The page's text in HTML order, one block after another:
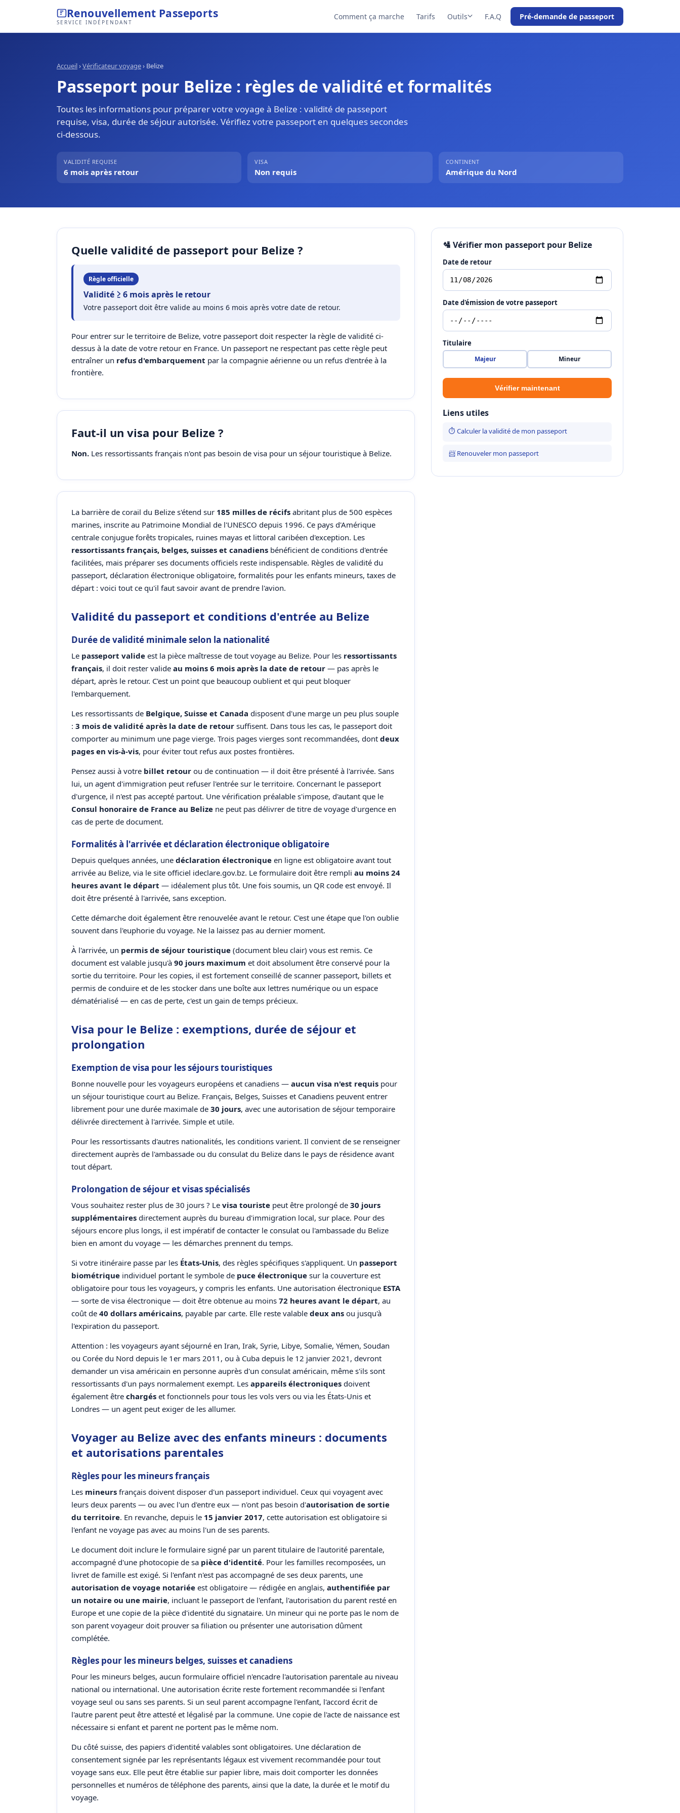
Renouvellement Passeports
SERVICE INDÉPENDANT
Comment ça marche Tarifs Outils F.A.Q Pré-demande de passeport
Accueil›Vérificateur voyage› Belize
Passeport pour Belize : règles de validité et formalités
Toutes les informations pour préparer votre voyage à Belize : validité de passeport
requise, visa, durée de séjour autorisée. Vérifiez votre passeport en quelques secondes
ci-dessous.
VALIDITÉ REQUISE
6 mois après retour
VISA
Non requis
CONTINENT
Amérique du Nord
Quelle validité de passeport pour Belize ?
Règle officielle
Validité ≥ 6 mois après le retour
Votre passeport doit être valide au moins 6 mois après votre date de retour.
Pour entrer sur le territoire de Belize, votre passeport doit respecter la règle de validité ci-
dessus à la date de votre retour en France. Un passeport ne respectant pas cette règle peut
entraîner un refus d'embarquement par la compagnie aérienne ou un refus d'entrée à la
frontière.
Faut-il un visa pour Belize ?
Non. Les ressortissants français n'ont pas besoin de visa pour un séjour touristique à Belize.
La barrière de corail du Belize s'étend sur 185 milles de récifs abritant plus de 500 espèces
marines, inscrite au Patrimoine Mondial de l'UNESCO depuis 1996. Ce pays d'Amérique
centrale conjugue forêts tropicales, ruines mayas et littoral caribéen d'exception. Les
ressortissants français, belges, suisses et canadiens bénéficient de conditions d'entrée
facilitées, mais préparer ses documents officiels reste indispensable. Règles de validité du
passeport, déclaration électronique obligatoire, formalités pour les enfants mineurs, taxes de
départ : voici tout ce qu'il faut savoir avant de prendre l'avion.
Validité du passeport et conditions d'entrée au Belize
Durée de validité minimale selon la nationalité
Le passeport valide est la pièce maîtresse de tout voyage au Belize. Pour les ressortissants
français, il doit rester valide au moins 6 mois après la date de retour — pas après le
départ, après le retour. C'est un point que beaucoup oublient et qui peut bloquer
l'embarquement.
Les ressortissants de Belgique, Suisse et Canada disposent d'une marge un peu plus souple
: 3 mois de validité après la date de retour suffisent. Dans tous les cas, le passeport doit
comporter au minimum une page vierge. Trois pages vierges sont recommandées, dont deux
pages en vis-à-vis, pour éviter tout refus aux postes frontières.
Pensez aussi à votre billet retour ou de continuation — il doit être présenté à l'arrivée. Sans
lui, un agent d'immigration peut refuser l'entrée sur le territoire. Concernant le passeport
d'urgence, il n'est pas accepté partout. Une vérification préalable s'impose, d'autant que le
Consul honoraire de France au Belize ne peut pas délivrer de titre de voyage d'urgence en
cas de perte de document.
Formalités à l'arrivée et déclaration électronique obligatoire
Depuis quelques années, une déclaration électronique en ligne est obligatoire avant tout
arrivée au Belize, via le site officiel ideclare.gov.bz. Le formulaire doit être rempli au moins 24
heures avant le départ — idéalement plus tôt. Une fois soumis, un QR code est envoyé. Il
doit être présenté à l'arrivée, sans exception.
Cette démarche doit également être renouvelée avant le retour. C'est une étape que l'on oublie
souvent dans l'euphorie du voyage. Ne la laissez pas au dernier moment.
À l'arrivée, un permis de séjour touristique (document bleu clair) vous est remis. Ce
document est valable jusqu'à 90 jours maximum et doit absolument être conservé pour la
sortie du territoire. Pour les copies, il est fortement conseillé de scanner passeport, billets et
permis de conduire et de les stocker dans une boîte aux lettres numérique ou un espace
dématérialisé — en cas de perte, c'est un gain de temps précieux.
Visa pour le Belize : exemptions, durée de séjour et
prolongation
Exemption de visa pour les séjours touristiques
Bonne nouvelle pour les voyageurs européens et canadiens — aucun visa n'est requis pour
un séjour touristique court au Belize. Français, Belges, Suisses et Canadiens peuvent entrer
librement pour une durée maximale de 30 jours, avec une autorisation de séjour temporaire
délivrée directement à l'arrivée. Simple et utile.
Pour les ressortissants d'autres nationalités, les conditions varient. Il convient de se renseigner
directement auprès de l'ambassade ou du consulat du Belize dans le pays de résidence avant
tout départ.
Prolongation de séjour et visas spécialisés
Vous souhaitez rester plus de 30 jours ? Le visa touriste peut être prolongé de 30 jours
supplémentaires directement auprès du bureau d'immigration local, sur place. Pour des
séjours encore plus longs, il est impératif de contacter le consulat ou l'ambassade du Belize
bien en amont du voyage — les démarches prennent du temps.
Si votre itinéraire passe par les États-Unis, des règles spécifiques s'appliquent. Un passeport
biométrique individuel portant le symbole de puce électronique sur la couverture est
obligatoire pour tous les voyageurs, y compris les enfants. Une autorisation électronique ESTA
— sorte de visa électronique — doit être obtenue au moins 72 heures avant le départ, au
coût de 40 dollars américains, payable par carte. Elle reste valable deux ans ou jusqu'à
l'expiration du passeport.
Attention : les voyageurs ayant séjourné en Iran, Irak, Syrie, Libye, Somalie, Yémen, Soudan
ou Corée du Nord depuis le 1er mars 2011, ou à Cuba depuis le 12 janvier 2021, devront
demander un visa américain en personne auprès d'un consulat américain, même s'ils sont
ressortissants d'un pays normalement exempt. Les appareils électroniques doivent
également être chargés et fonctionnels pour tous les vols vers ou via les États-Unis et
Londres — un agent peut exiger de les allumer.
Voyager au Belize avec des enfants mineurs : documents
et autorisations parentales
Règles pour les mineurs français
Les mineurs français doivent disposer d'un passeport individuel. Ceux qui voyagent avec
leurs deux parents — ou avec l'un d'entre eux — n'ont pas besoin d'autorisation de sortie
du territoire. En revanche, depuis le 15 janvier 2017, cette autorisation est obligatoire si
l'enfant ne voyage pas avec au moins l'un de ses parents.
Le document doit inclure le formulaire signé par un parent titulaire de l'autorité parentale,
accompagné d'une photocopie de sa pièce d'identité. Pour les familles recomposées, un
livret de famille est exigé. Si l'enfant n'est pas accompagné de ses deux parents, une
autorisation de voyage notariée est obligatoire — rédigée en anglais, authentifiée par
un notaire ou une mairie, incluant le passeport de l'enfant, l'autorisation du parent resté en
Europe et une copie de la pièce d'identité du signataire. Un mineur qui ne porte pas le nom de
son parent voyageur doit prouver sa filiation ou présenter une autorisation dûment
complétée.
Règles pour les mineurs belges, suisses et canadiens
Pour les mineurs belges, aucun formulaire officiel n'encadre l'autorisation parentale au niveau
national ou international. Une autorisation écrite reste fortement recommandée si l'enfant
voyage seul ou sans ses parents. Si un seul parent accompagne l'enfant, l'accord écrit de
l'autre parent peut être attesté et légalisé par la commune. Une copie de l'acte de naissance est
nécessaire si enfant et parent ne portent pas le même nom.
Du côté suisse, des papiers d'identité valables sont obligatoires. Une déclaration de
consentement signée par les représentants légaux est vivement recommandée pour tout
voyage sans eux. Elle peut être établie sur papier libre, mais doit comporter les données
personnelles et numéros de téléphone des parents, ainsi que la date, la durée et le motif du
voyage.
🛂 Vérifier mon passeport pour Belize
Date de retour
Date d'émission de votre passeport
Titulaire
Majeur Mineur
Vérifier maintenant
Liens utiles
⏱ Calculer la validité de mon passeport
📨 Renouveler mon passeport